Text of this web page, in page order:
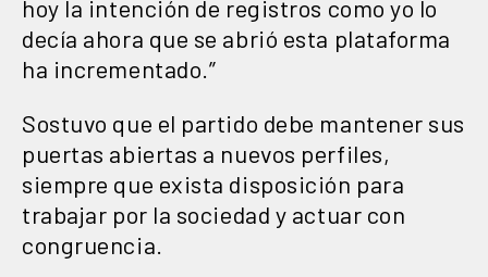
hoy la intención de registros como yo lo
decía ahora que se abrió esta plataforma
ha incrementado.”
Sostuvo que el partido debe mantener sus
puertas abiertas a nuevos perfiles,
siempre que exista disposición para
trabajar por la sociedad y actuar con
congruencia.